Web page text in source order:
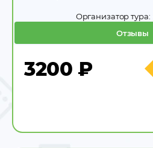
Отзывы
Организатор тура:
3200 ₽